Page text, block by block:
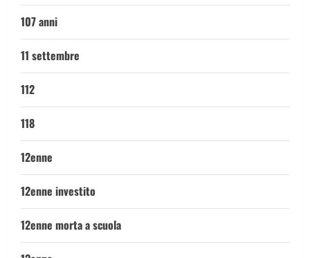
107 anni
11 settembre
112
118
12enne
12enne investito
12enne morta a scuola